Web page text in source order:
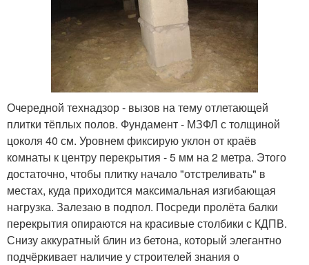
Очередной технадзор - вызов на тему отлетающей
плитки тёплых полов. Фундамент - МЗФЛ с толщиной
цоколя 40 см. Уровнем фиксирую уклон от краёв
комнаты к центру перекрытия - 5 мм на 2 метра. Этого
достаточно, чтобы плитку начало "отстреливать" в
местах, куда приходится максимальная изгибающая
нагрузка. Залезаю в подпол. Посреди пролёта балки
перекрытия опираются на красивые столбики с КДПВ.
Снизу аккуратный блин из бетона, который элегантно
подчёркивает наличие у строителей знания о